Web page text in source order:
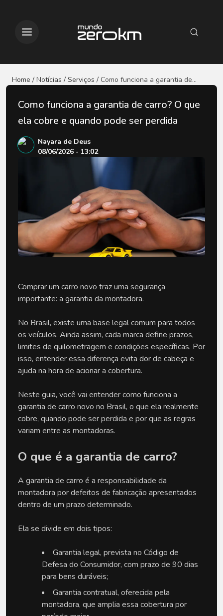
Home / Notícias / Serviços / Como funciona a garantia de
quando pode ser perdida
Como funciona a garantia de carro? O que
ela cobre e quando pode ser perdida
Nayara de Deus
08/06/2026 - 13:02
Comprar um carro novo traz uma segurança
importante: a garantia da montadora.
No Brasil, existe uma base legal comum para todos
os veículos. Ainda assim, cada marca define prazos,
limites de quilometragem e condições específicas. Por
isso, entender essa diferença evita dor de cabeça e
ajuda na hora de acionar a cobertura.
Neste guia, você vai entender como funciona a
garantia de carro novo no Brasil, o que ela realmente
cobre, quando pode ser perdida e por que as regras
variam entre as montadoras.
O que é a garantia de carro?
A garantia de carro é a responsabilidade da
montadora por defeitos de fabricação apresentados
dentro de um prazo determinado.
Ela se divide em dois tipos:
Garantia legal, prevista no Código de
Defesa do Consumidor, com prazo de 90 dias
para bens duráveis;
Garantia contratual, oferecida pela
montadora, que amplia essa cobertura por